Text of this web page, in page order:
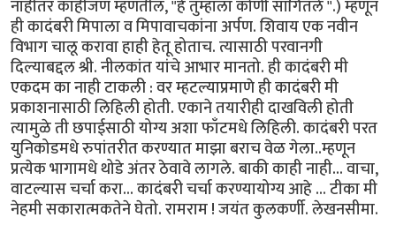
नाहीतर काहीजण म्हणतील, "हे तुम्हाला कोणी सांगितले ''.) म्हणून
ही कादंबरी मिपाला व मिपावाचकांना अर्पण. शिवाय एक नवीन
विभाग चालू करावा हाही हेतू होताच. त्यासाठी परवानगी
दिल्याबद्दल श्री. नीलकांत यांचे आभार मानतो. ही कादंबरी मी
एकदम का नाही टाकली : वर म्हटल्याप्रमाणे ही कादंबरी मी
प्रकाशनासाठी लिहिली होती. एकाने तयारीही दाखविली होती
त्यामुळे ती छपाईसाठी योग्य अशा फाँटमधे लिहिली. कादंबरी परत
युनिकोडमधे रुपांतरीत करण्यात माझा बराच वेळ गेला..म्हणून
प्रत्येक भागामधे थोडे अंतर ठेवावे लागले. बाकी काही नाही... वाचा,
वाटल्यास चर्चा करा... कादंबरी चर्चा करण्यायोग्य आहे ... टीका मी
नेहमी सकारात्मकतेने घेतो. रामराम ! जयंत कुलकर्णी. लेखनसीमा.